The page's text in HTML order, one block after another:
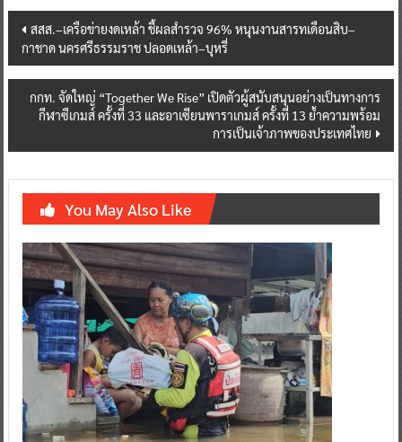
Post
navigation
สสส.–เครือข่ายงดเหล้า ชี้ผลสำรวจ 96% หนุนงานสารทเดือนสิบ–
กาชาด นครศรีธรรมราช ปลอดเหล้า–บุหรี่
กกท. จัดใหญ่ “Together We Rise” เปิดตัวผู้สนับสนุนอย่างเป็นทางการ
กีฬาซีเกมส์ ครั้งที่ 33 และอาเซียนพาราเกมส์ ครั้งที่ 13 ย้ำความพร้อม
การเป็นเจ้าภาพของประเทศไทย
You May Also Like